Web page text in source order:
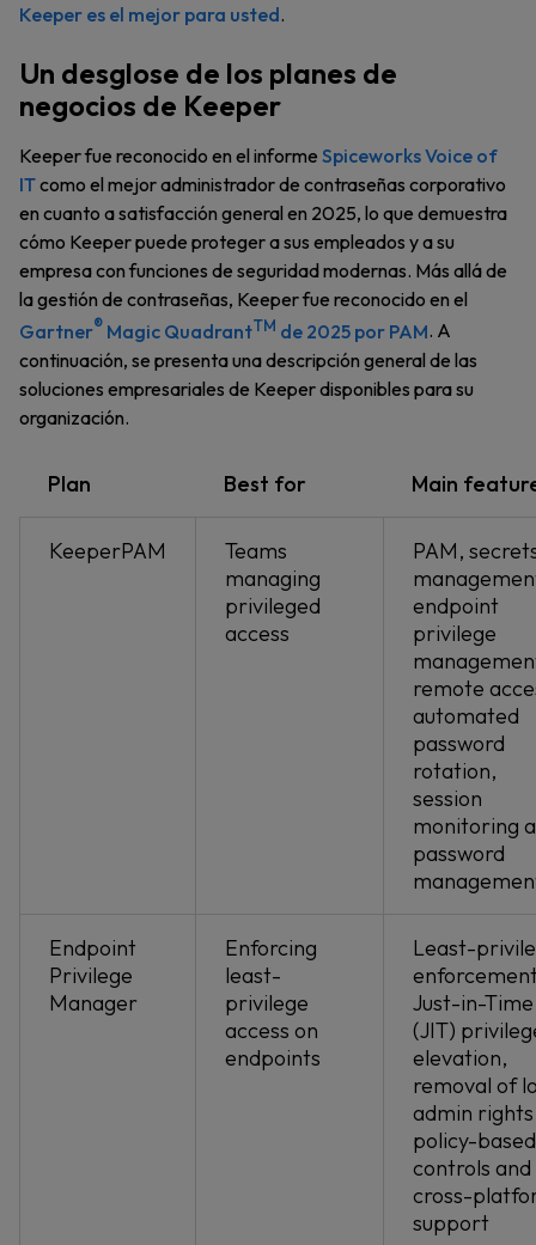
Keeper es el mejor para usted.
Un desglose de los planes de
negocios de Keeper
Keeper fue reconocido en el informe Spiceworks Voice of
ITcomo el mejor administrador de contraseñas corporativo
en cuanto a satisfacción general en 2025, lo que demuestra
cómo Keeper puede proteger a sus empleados y a su
empresa con funciones de seguridad modernas. Más allá de
la gestión de contraseñas, Keeper fue reconocido en el
Gartner® Magic QuadrantTM de 2025 por PAM. A
continuación, se presenta una descripción general de las
soluciones empresariales de Keeper disponibles para su
organización.
Plan Best for Main
KeeperPAM
Teams
managing
privileged
access
PAM,
endpoint
privilege
remote
automated
password
rotation,
session
monitoring
password
Endpoint
Privilege
Manager
Enforcing
least-
privilege
access on
endpoints
Least-
Just-in-Time
(JIT)
elevation,
removal of
admin
policy-based
controls and
cross-
support